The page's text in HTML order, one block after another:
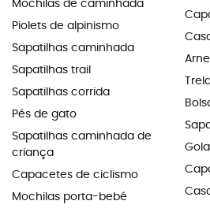
Mochilas de caminhada
Piolets de alpinismo
Sapatilhas caminhada
Sapatilhas trail
Sapatilhas corrida
Pés de gato
Sapatilhas caminhada de
criança
Capacetes de ciclismo
Mochilas porta-bebé